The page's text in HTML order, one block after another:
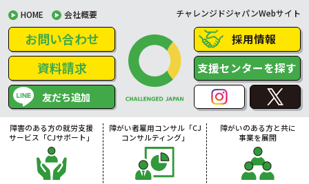
HOME 会社概要 チャレンジドジャパンWebサイト
お問い合わせ
資料請求
友だち追加
採用情報
支援センターを探す
障害のある方の就労支援
サービス「CJサポート」
障がい者雇用コンサル「CJ
コンサルティング」
障がいのある方と共に
事業を展開